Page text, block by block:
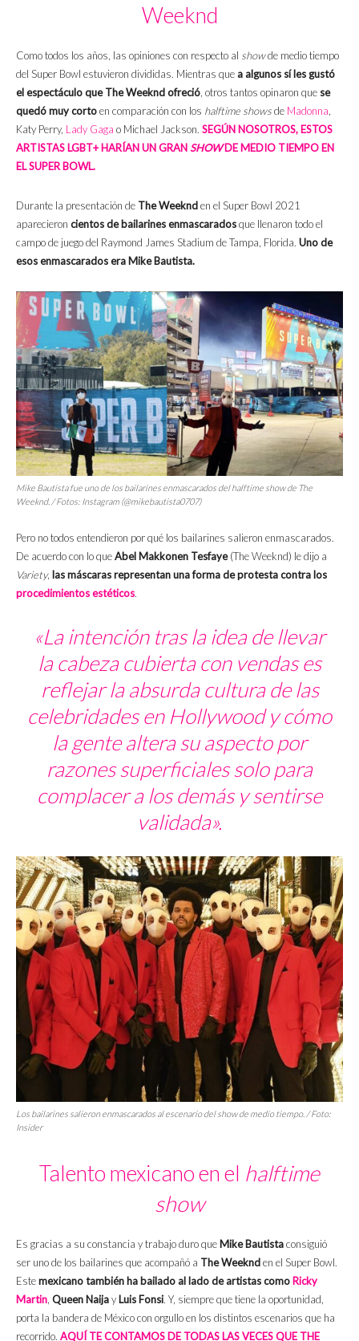
Weeknd
Como todos los años, las opiniones con respecto al showde medio tiempo
del Super Bowl estuvieron divididas. Mientras que a algunos sí les gustó
el espectáculo que The Weeknd ofreció , otros tantos opinaron que se
quedó muy cortoen comparación con los halftime showsde Madonna
Katy Perry, Lady Gaga o Michael Jackson. SEGÚN NOSOTROS, ESTOS
ARTISTAS LGBT+ HARÍAN UN GRANSHOWDE MEDIO TIEMPO EN
EL SUPER BOWL.
Durante la presentación de The Weeknden el Super Bowl 2021
aparecieron cientos de bailarines enmascaradosque llenaron todo el
campo de juego del Raymond James Stadium de Tampa, Florida. Uno de
esos enmascarados era Mike Bautista.
Mike Bautista fue uno de los bailarines enmascarados delhalftime showde The
Weeknd. / Fotos: Instagram (@mikebautista0707)
Pero no todos entendieron por qué los bailarines salieron enmascarados.
De acuerdo con lo queAbel Makkonen Tesfaye(The Weeknd) le dijo a
Variety, las máscaras representan una forma de protesta contra los
procedimientos estéticos.
«La intención tras la idea de llevar
la cabeza cubierta con vendas es
reflejar la absurda cultura de las
celebridades en Hollywood y cómo
la gente altera su aspecto por
razones superficiales solo para
complacer a los demás y sentirse
validada».
Los bailarines salieron enmascarados al escenario delshowde medio tiempo. / Foto:
Insider
Talento mexicano en el halftime
show
Es gracias a su constancia y trabajo duro que Mike Bautistaconsiguió
ser uno de los bailarines que acompañó a The Weeknden el Super Bowl.
Estemexicano también ha bailado al lado de artistas como Ricky
Martin Queen Naijay Luis Fonsi. Y, siempre que tiene la oportunidad,
porta la bandera de México con orgullo en los distintos escenarios que ha
recorrido. AQUÍ TE CONTAMOS DE TODAS LAS VECES QUE THE